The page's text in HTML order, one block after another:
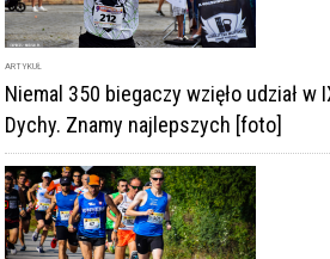
ARTYKUŁ
Niemal 350 biegaczy wzięło udział
Dychy. Znamy najlepszych [foto]